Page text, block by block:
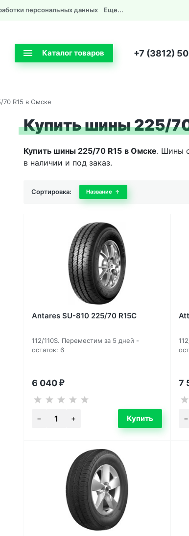
персональных данных Еще...
Каталог товаров +7 (3812)
R15 в Омске
Купить шины 225/
Купить шины 225/70 R15 в Омске. Шины
в наличии и под заказ.
Сортировка: Название
Antares SU-810 225/70 R15C
112/110S. Переместим за 5 дней -
остаток: 6
6 040 ₽ 7